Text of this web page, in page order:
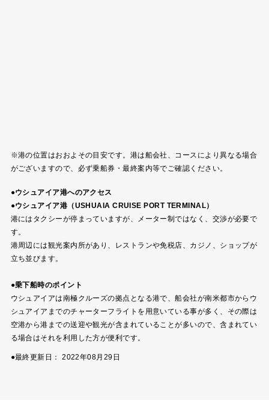
※港の位置はおおよその目安です。港は船会社、コースにより異なる場合
がございますので、必ず乗船券・最終案内等でご確認ください。
●ウシュアイア港へのアクセス
●ウシュアイア港（USHUAIA CRUISE PORT TERMINAL）
港にはタクシーが停まっていますが、メーター制ではなく、交渉が必要で
す。
港周辺には観光案内所があり、レストランや免税店、カジノ、ショップが
立ち並びます。
●乗下船時のポイント
ウシュアイアは南極クルーズの拠点となる港で、船会社が南米都市からウ
シュアイアまでのチャーターフライトを用意いている事が多く、その際は
空港から港までの送迎や観光が含まれていることが多いので、含まれてい
る場合はそれを利用した方が便利です。
●最終更新日： 2022年08月29日